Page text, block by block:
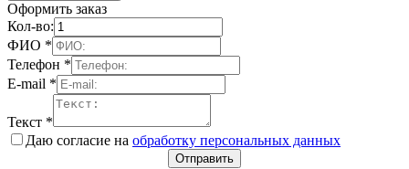
Оформить заказ
Кол-во:
ФИО *
Телефон *
E-mail *
Текст *
Даю согласие на обработку персональных данных
Отправить